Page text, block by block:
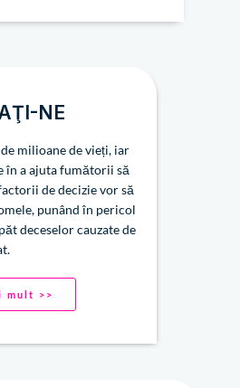
NE
milioane de vieți, iar
în a ajuta fumătorii să
de decizie vor să
punând în pericol
deceselor cauzate de
mult >>